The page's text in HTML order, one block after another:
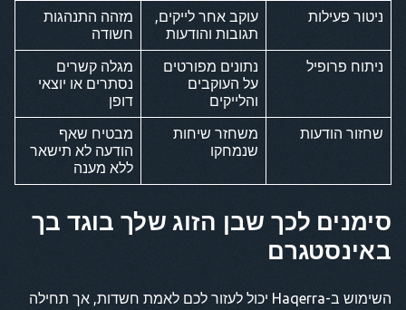
ניטור פעילות
עוקב אחר לייקים,
תגובות והודעות
מזהה התנהגות
חשודה
ניתוח פרופיל
נתונים מפורטים
על העוקבים
והלייקים
מגלה קשרים
נסתרים או יוצאי
דופן
שחזור הודעות
משחזר שיחות
שנמחקו
מבטיח שאף
הודעה לא תישאר
ללא מענה
סימנים לכך שבן הזוג שלך בוגד בך
באינסטגרם
השימוש ב-Haqerra יכול לעזור לכם לאמת חשדות, אך תחילה